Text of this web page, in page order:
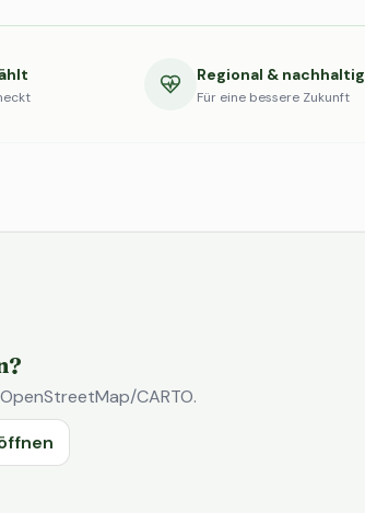
Regional & nachhaltig
Für eine bessere Zukunft
CARTO.